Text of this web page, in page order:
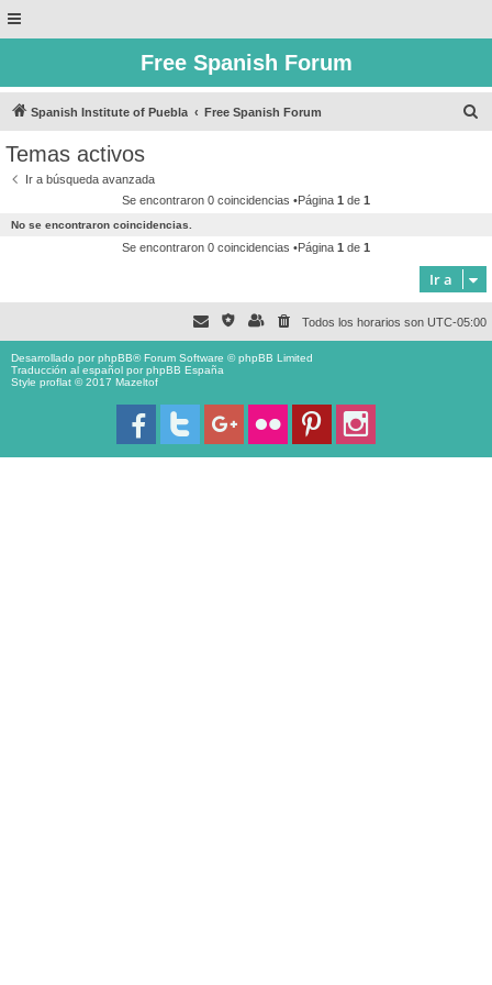
Free Spanish Forum
Spanish Institute of Puebla Free Spanish Forum
Temas activos
Ir a búsqueda avanzada
Se encontraron 0 coincidencias •Página 1 de 1
No se encontraron coincidencias.
Se encontraron 0 coincidencias •Página 1 de 1
Ir a
Todos los horarios son UTC-05:00
Desarrollado porphpBB® Forum Software © phpBB Limited
Traducción al español porphpBB España
Style proflat © 2017 Mazeltof